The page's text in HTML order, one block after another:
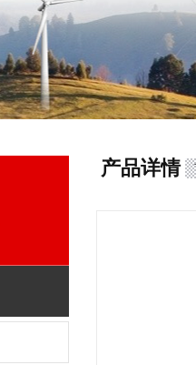
产品详情